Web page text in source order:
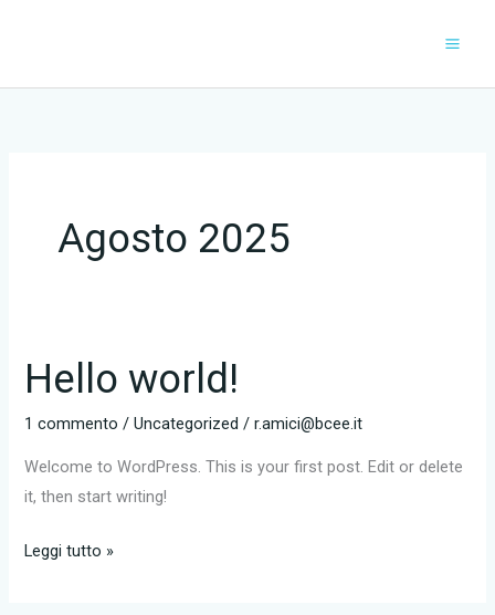
Agosto 2025
Hello world!
1 commento /Uncategorized /r.amici@bcee.it
Welcome to WordPress. This is your first post. Edit or delete
it, then start writing!
Hello
Leggi tutto »